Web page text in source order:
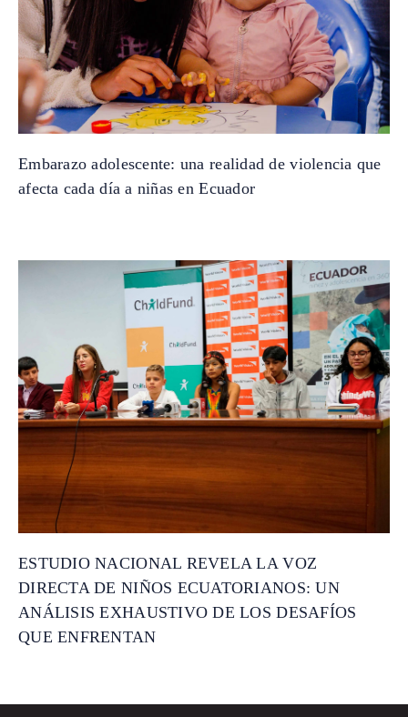
Embarazo adolescente: una realidad de violencia que
afecta cada día a niñas en Ecuador
ESTUDIO NACIONAL REVELA LA VOZ
DIRECTA DE NIÑOS ECUATORIANOS: UN
ANÁLISIS EXHAUSTIVO DE LOS DESAFÍOS
QUE ENFRENTAN